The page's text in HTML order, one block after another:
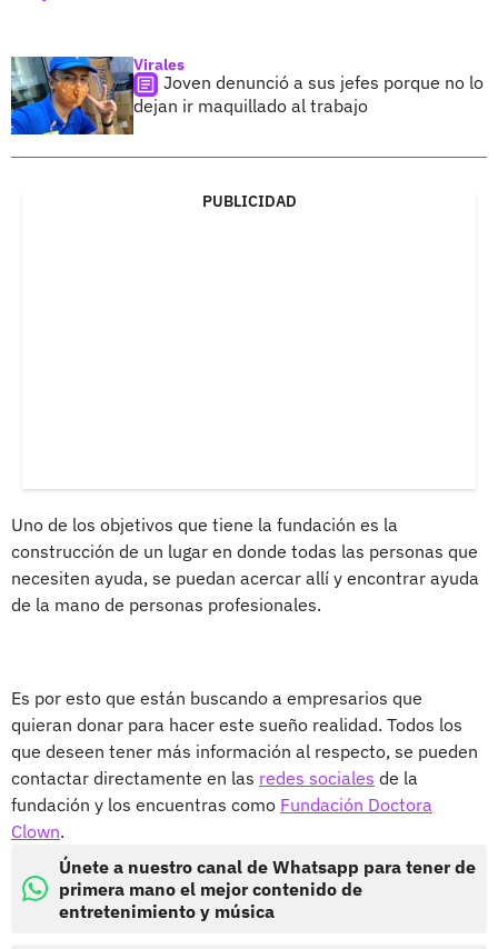
Virales
Joven denunció a sus jefes porque no lo
dejan ir maquillado al trabajo
PUBLICIDAD
Uno de los objetivos que tiene la fundación es la
construcción de un lugar en donde todas las personas que
necesiten ayuda, se puedan acercar allí y encontrar ayuda
de la mano de personas profesionales.
Es por esto que están buscando a empresarios que
quieran donar para hacer este sueño realidad. Todos los
que deseen tener más información al respecto, se pueden
contactar directamente en las redes sociales de la
fundación y los encuentras como Fundación Doctora
Clown.
Únete a nuestro canal de Whatsapp para tener de
primera mano el mejor contenido de
entretenimiento y música